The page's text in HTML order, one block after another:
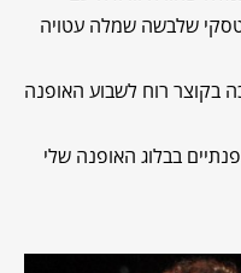
שלבשה שמלה עטויה
בקוצר רוח לשבוע האופנה
בבלוג האופנה שלי